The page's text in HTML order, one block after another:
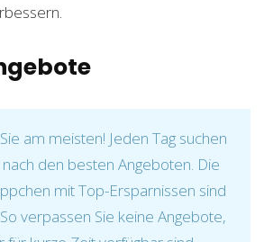
am meisten! Jeden Tag suchen
den besten Angeboten. Die
mit Top-Ersparnissen sind
verpassen Sie keine Angebote,